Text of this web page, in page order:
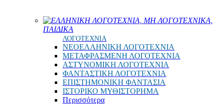
ΕΛΛΗΝΙΚΗ ΛΟΓΟΤΕΧΝΙΑ, ΜΗ ΛΟΓΟΤΕΧΝΙΚΑ,
ΠΑΙΔΙΚΑ
ΛΟΓΟΤΕΧΝΙΑ
ΝΕΟΕΛΛΗΝΙΚΗ ΛΟΓΟΤΕΧΝΙΑ
ΜΕΤΑΦΡΑΣΜΕΝΗ ΛΟΓΟΤΕΧΝΙΑ
ΑΣΤΥΝΟΜΙΚΗ ΛΟΓΟΤΕΧΝΙΑ
ΦΑΝΤΑΣΤΙΚΗ ΛΟΓΟΤΕΧΝΙΑ
ΕΠΙΣΤΗΜΟΝΙΚΗ ΦΑΝΤΑΣΙΑ
ΙΣΤΟΡΙΚΟ ΜΥΘΙΣΤΟΡΗΜΑ
Περισσότερα